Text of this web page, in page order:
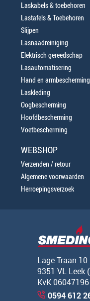
Laskabels & toebehoren
Lastafels & Toebehoren
Slijpen
Lasnaadreiniging
Elektrisch gereedschap
Lasautomatisering
Hand en armbescherming
Laskleding
Oogbescherming
Hoofdbescherming
Voetbescherming
WEBSHOP
Verzenden / retour
Algemene voorwaarden
Herroepingsverzoek
Lage Traan 10
9351 VL Leek
KvK 06047196
0594 612